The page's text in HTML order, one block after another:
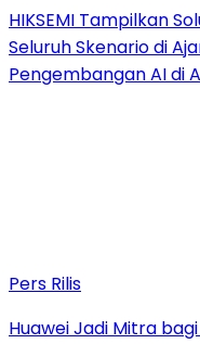
HIKSEMI Tampilkan
Seluruh Skenario di
Pengembangan AI di
Pers Rilis
Huawei Jadi Mitra bagi